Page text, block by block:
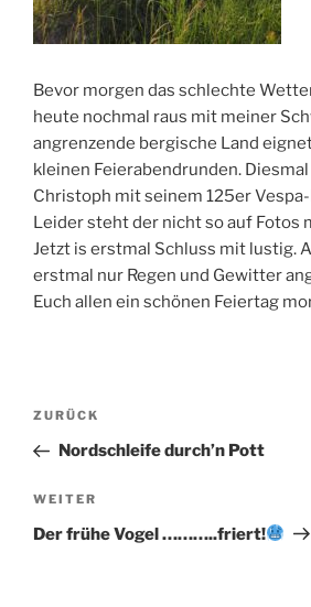
Bevor morgen das schlechte
heute nochmal raus mit meiner
angrenzende bergische Land
kleinen Feierabendrunden.
Christoph mit seinem 125er
Leider steht der nicht so auf Fotos
Jetzt is erstmal Schluss mit lustig.
erstmal nur Regen und Gewitter
Euch allen ein schönen Feiertag
Beitragsnavigation
Vorheriger
Beitrag
ZURÜCK
Nordschleife durch’n Pott
Nächster
Beitrag
WEITER
Der frühe Vogel ………..friert!